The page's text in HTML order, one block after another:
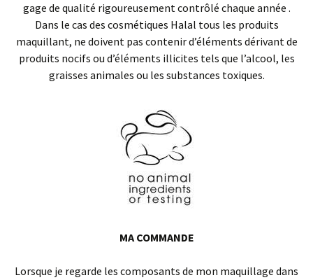
gage de qualité rigoureusement contrôlé chaque année .
Dans le cas des cosmétiques Halal tous les produits
maquillant, ne doivent pas contenir d’éléments dérivant de
produits nocifs ou d’éléments illicites tels que l’alcool, les
graisses animales ou les substances toxiques.
MA COMMANDE
Lorsque je regarde les composants de mon maquillage dans